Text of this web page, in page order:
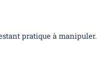
pratique à manipuler.